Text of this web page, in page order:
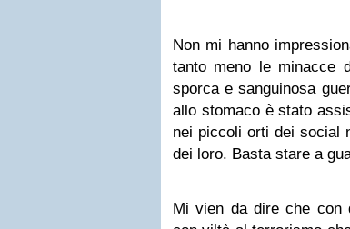
Non mi hanno
tanto meno le minacce
sporca e sanguinosa
allo stomaco è stato
nei piccoli orti dei social
dei loro. Basta stare a
Mi vien da dire che con